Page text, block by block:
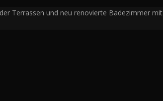
Terrassen und neu renovierte Badezimmer mit